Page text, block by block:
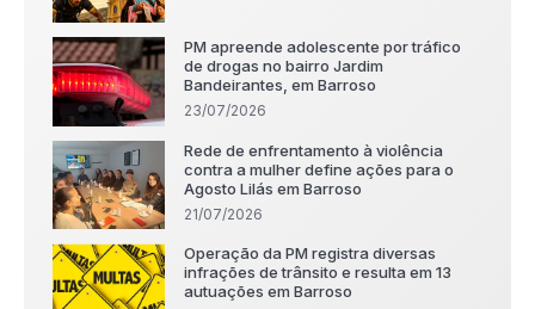
PM apreende adolescente por tráfico
de drogas no bairro Jardim
Bandeirantes, em Barroso
23/07/2026
Rede de enfrentamento à violência
contra a mulher define ações para o
Agosto Lilás em Barroso
21/07/2026
Operação da PM registra diversas
infrações de trânsito e resulta em 13
autuações em Barroso